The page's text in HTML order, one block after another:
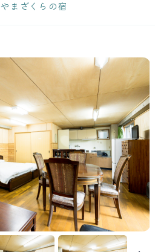
まざくらの宿